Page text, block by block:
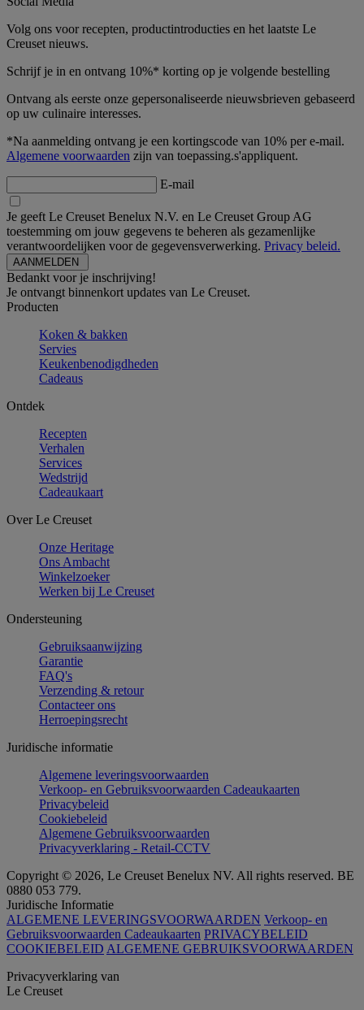
Volg ons voor recepten, productintroducties en het laatste Le
Creuset nieuws.
Schrijf je in en ontvang 10%* korting op je volgende bestelling
Ontvang als eerste onze gepersonaliseerde nieuwsbrieven gebaseerd
op uw culinaire interesses.
*Na aanmelding ontvang je een kortingscode van 10% per e-mail.
Algemene voorwaarden zijn van toepassing.s'appliquent.
E-mail
Je geeft Le Creuset Benelux N.V. en Le Creuset Group AG
toestemming om jouw gegevens te beheren als gezamenlijke
verantwoordelijken voor de gegevensverwerking. Privacy beleid.
Bedankt voor je inschrijving!
Je ontvangt binnenkort updates van Le Creuset.
Producten
Koken & bakken
Servies
Keukenbenodigdheden
Cadeaus
Ontdek
Recepten
Verhalen
Services
Wedstrijd
Cadeaukaart
Over Le Creuset
Onze Heritage
Ons Ambacht
Winkelzoeker
Werken bij Le Creuset
Ondersteuning
Gebruiksaanwijzing
Garantie
FAQ's
Verzending & retour
Contacteer ons
Herroepingsrecht
Juridische informatie
Algemene leveringsvoorwaarden
Verkoop- en Gebruiksvoorwaarden Cadeaukaarten
Privacybeleid
Cookiebeleid
Algemene Gebruiksvoorwaarden
Privacyverklaring - Retail-CCTV
Copyright © 2026, Le Creuset Benelux NV. All rights reserved. BE
0880 053 779.
Juridische Informatie
ALGEMENE LEVERINGSVOORWAARDEN Verkoop- en
Gebruiksvoorwaarden Cadeaukaarten PRIVACYBELEID
COOKIEBELEID ALGEMENE GEBRUIKSVOORWAARDEN
Privacyverklaring van
Le Creuset